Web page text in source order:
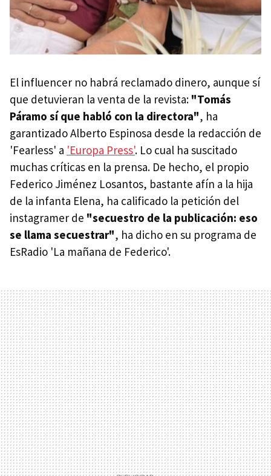
El influencer no habrá reclamado dinero, aunque sí
que detuvieran la venta de la revista: "Tomás
Páramo sí que habló con la directora", ha
garantizado Alberto Espinosa desde la redacción de
'Fearless' a 'Europa Press'. Lo cual ha suscitado
muchas críticas en la prensa. De hecho, el propio
Federico Jiménez Losantos, bastante afín a la hija
de la infanta Elena, ha calificado la petición del
instagramer de "secuestro de la publicación: eso
se llama secuestrar", ha dicho en su programa de
EsRadio 'La mañana de Federico'.